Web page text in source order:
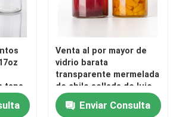
para el hogar
tapa
con
Venta al por mayor de
vidrio barata
transparente mermelada
de chile sellada de lujo
Hexagon jar de miel
Enviar Consulta